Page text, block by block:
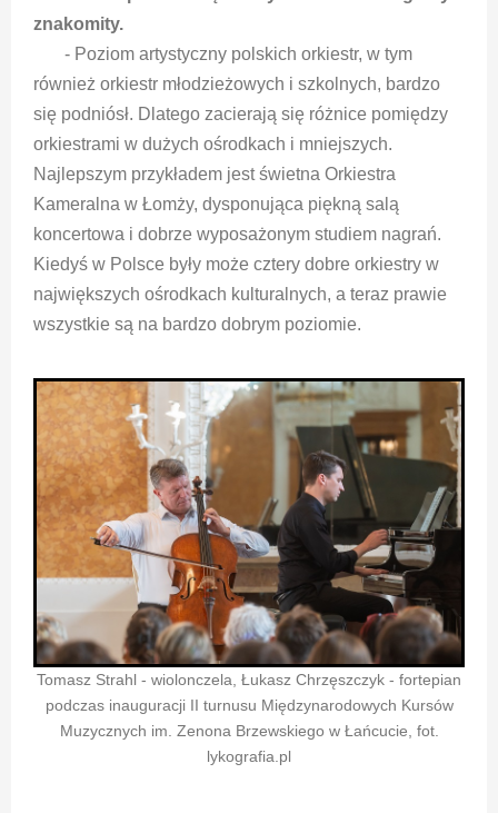
znakomity.
- Poziom artystyczny polskich orkiestr, w tym
również orkiestr młodzieżowych i szkolnych, bardzo
się podniósł. Dlatego zacierają się różnice pomiędzy
orkiestrami w dużych ośrodkach i mniejszych.
Najlepszym przykładem jest świetna Orkiestra
Kameralna w Łomży, dysponująca piękną salą
koncertowa i dobrze wyposażonym studiem nagrań.
Kiedyś w Polsce były może cztery dobre orkiestry w
największych ośrodkach kulturalnych, a teraz prawie
wszystkie są na bardzo dobrym poziomie.
Tomasz Strahl - wiolonczela, Łukasz Chrzęszczyk - fortepian
podczas inauguracji II turnusu Międzynarodowych Kursów
Muzycznych im. Zenona Brzewskiego w Łańcucie, fot.
lykografia.pl